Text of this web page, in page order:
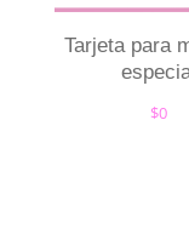
Tarjeta para
$0